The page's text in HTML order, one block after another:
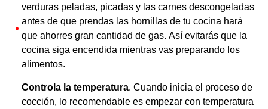
verduras peladas, picadas y las carnes descongeladas
antes de que prendas las hornillas de tu cocina hará
que ahorres gran cantidad de gas. Así evitarás que la
cocina siga encendida mientras vas preparando los
alimentos.
Controla la temperatura. Cuando inicia el proceso de
cocción, lo recomendable es empezar con temperatura